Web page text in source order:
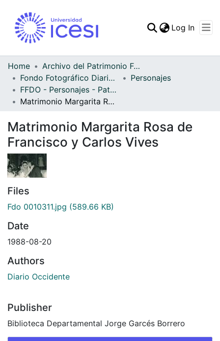
Statistics
Log In
Home
Archivo del Patrimonio Fotográfico y Fílmico del Valle del Cauca
Fondo Fotográfico Diario Occidente
Personajes
FFDO - Personajes - Patrimonial
Matrimonio Margarita Rosa de Francisco y Carlos Vives
Matrimonio Margarita Rosa de
Francisco y Carlos Vives
Files
Fdo 0010311.jpg (589.66 KB)
Date
1988-08-20
Authors
Diario Occidente
Publisher
Biblioteca Departamental Jorge Garcés Borrero